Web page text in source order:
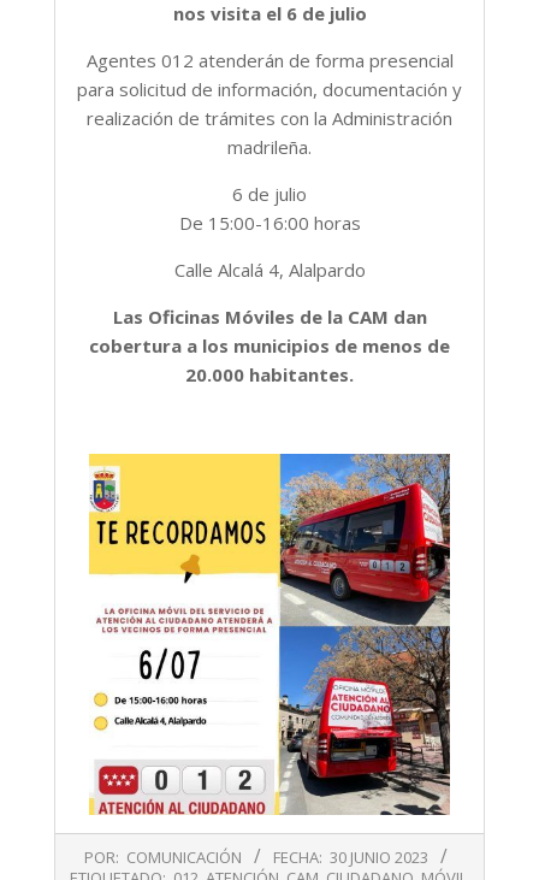
nos visita el 6 de julio
Agentes 012 atenderán de forma presencial
para solicitud de información, documentación y
realización de trámites con la Administración
madrileña.
6 de julio
De 15:00-16:00 horas
Calle Alcalá 4, Alalpardo
Las Oficinas Móviles de la CAM dan
cobertura a los municipios de menos de
20.000 habitantes.
06-
POR: COMUNICACIÓN FECHA: 30 JUNIO 2023